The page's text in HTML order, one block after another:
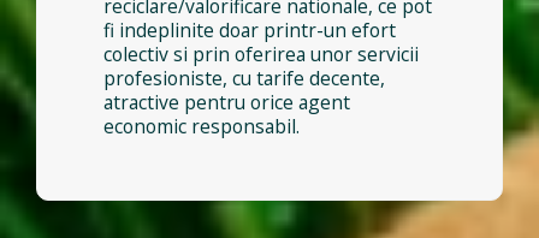
reciclare/valorificare nationale, ce pot
fi indeplinite doar printr-un efort
colectiv si prin oferirea unor servicii
profesioniste, cu tarife decente,
atractive pentru orice agent
economic responsabil.